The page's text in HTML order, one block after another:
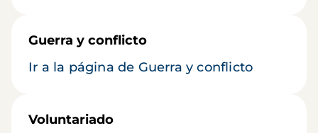
Guerra y conflicto
Ir a la página de Guerra y conflicto
Voluntariado